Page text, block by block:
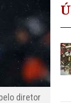
diretor